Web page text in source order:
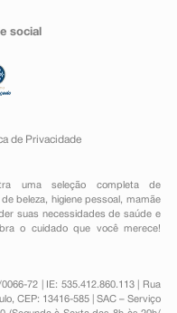
social
de Privacidade
uma seleção completa de
beleza, higiene pessoal ,mamãe
suas necessidades de saúde e
o cuidado que você merece!
72 | IE: 535.412.860.113 | Rua
CEP: 13416-585 | SAC – Serviço